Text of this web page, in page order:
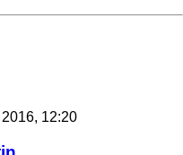
12:20